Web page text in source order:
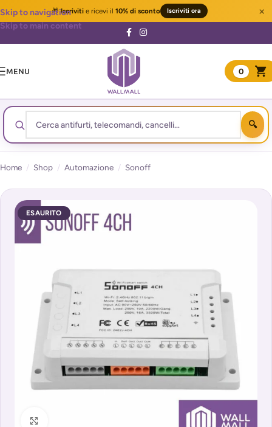
🎁Iscrivitie ricevi il 10% di sconto Iscriviti ora ×
Skip to navigation
Skip to main content
MENU 0
Home / Shop / Automazione / Sonoff
ESAURITO